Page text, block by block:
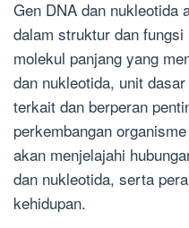
Gen DNA dan nukleotida
dalam struktur dan
molekul panjang yang
dan nukleotida, unit
terkait dan berperan
perkembangan
akan menjelajahi
dan nukleotida, serta
kehidupan.